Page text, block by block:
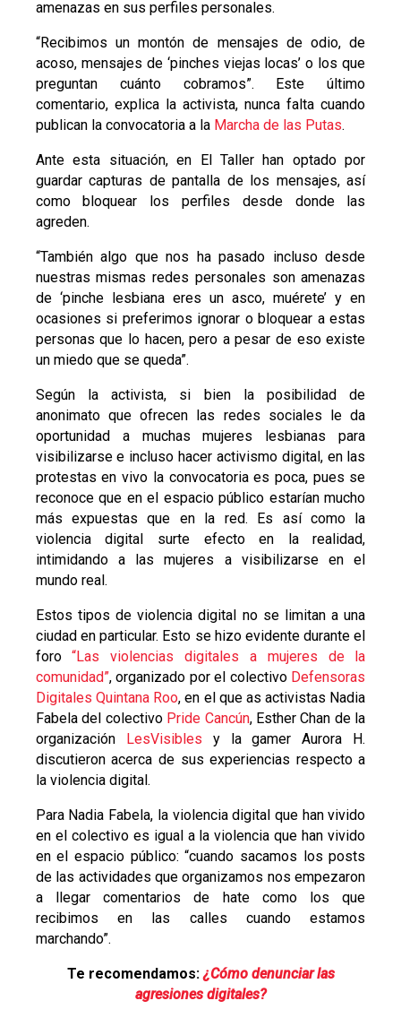
amenazas en sus perfiles personales.
“Recibimos un montón de mensajes de odio, de
acoso, mensajes de ‘pinches viejas locas’ o los que
preguntan cuánto cobramos”. Este último
comentario, explica la activista, nunca falta cuando
publican la convocatoria a la Marcha de las Putas.
Ante esta situación, en El Taller han optado por
guardar capturas de pantalla de los mensajes, así
como bloquear los perfiles desde donde las
agreden.
“También algo que nos ha pasado incluso desde
nuestras mismas redes personales son amenazas
de ‘pinche lesbiana eres un asco, muérete’ y en
ocasiones si preferimos ignorar o bloquear a estas
personas que lo hacen, pero a pesar de eso existe
un miedo que se queda”.
Según la activista, si bien la posibilidad de
anonimato que ofrecen las redes sociales le da
oportunidad a muchas mujeres lesbianas para
visibilizarse e incluso hacer activismo digital, en las
protestas en vivo la convocatoria es poca, pues se
reconoce que en el espacio público estarían mucho
más expuestas que en la red. Es así como la
violencia digital surte efecto en la realidad,
intimidando a las mujeres a visibilizarse en el
mundo real.
Estos tipos de violencia digital no se limitan a una
ciudad en particular. Esto se hizo evidente durante el
foro“Las violencias digitales a mujeres de la
comunidad”, organizado por el colectivo Defensoras
Digitales Quintana Roo, en el que as activistas Nadia
Fabela del colectivo Pride Cancún, Esther Chan de la
organización LesVisibles y la gamer Aurora H.
discutieron acerca de sus experiencias respecto a
la violencia digital.
Para Nadia Fabela, la violencia digital que han vivido
en el colectivo es igual a la violencia que han vivido
en el espacio público: “cuando sacamos los posts
de las actividades que organizamos nos empezaron
a llegar comentarios de hate como los que
recibimos en las calles cuando estamos
marchando”.
Te recomendamos: ¿Cómo denunciar las
agresiones digitales?